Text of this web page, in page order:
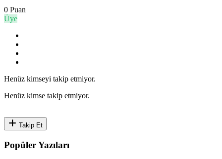
0 Puan
Üye
Henüz kimseyi takip etmiyor.
Henüz kimse takip etmiyor.
Takip Et
Popüler Yazıları